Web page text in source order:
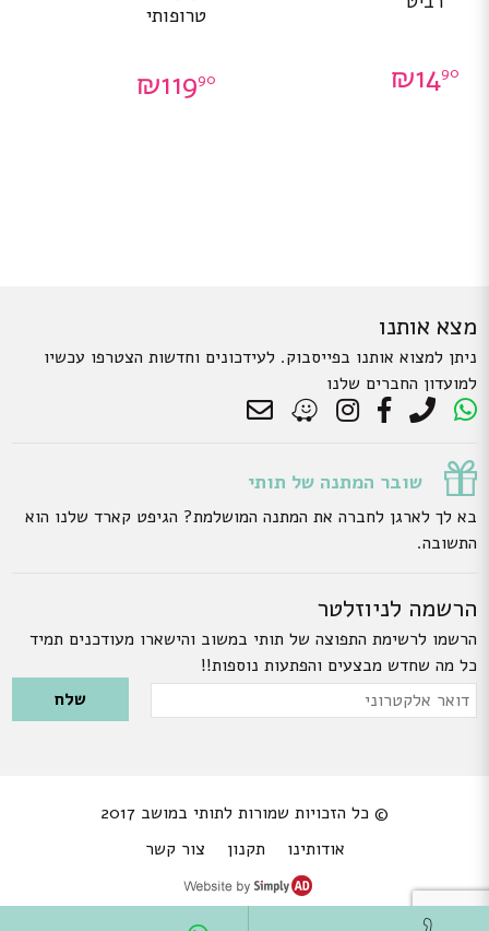
₪1490
טרופותי
₪11990
מצא אותנו
ניתן למצוא אותנו בפייסבוק. לעידכונים וחדשות הצטרפו עכשיו
למועדון החברים שלנו
שובר המתנה של תותי
בא לך לארגן לחברה את המתנה המושלמת? הגיפט קארד שלנו הוא
התשובה.
הרשמה לניוזלטר
הרשמו לרשימת התפוצה של תותי במשוב והישארו מעודכנים תמיד
כל מה שחדש מבצעים והפתעות נוספות!!
Please leave this field empty.
דואר
© כל הזכויות שמורות לתותי במושב 2017
אודותינו
תקנון צור קשר